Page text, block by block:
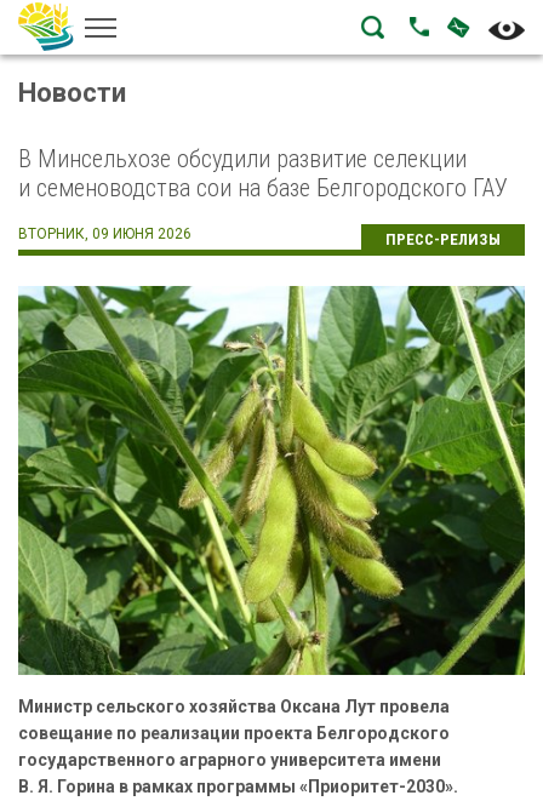
ПОЗВОНИТЬ
Новости
В Минсельхозе обсудили развитие селекции
и семеноводства сои на базе Белгородского ГАУ
ПРЕСС-РЕЛИЗЫ
ВТОРНИК, 09 ИЮНЯ 2026
Министр сельского хозяйства Оксана Лут провела
совещание по реализации проекта Белгородского
государственного аграрного университета имени
В. Я. Горина в рамках программы «Приоритет-2030».